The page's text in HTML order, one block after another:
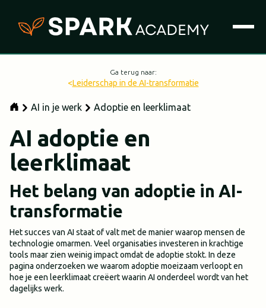
Ga terug naar:
<Leiderschap in de AI-transformatie
AI in je werk Adoptie en leerklimaat
AI adoptie en
leerklimaat
Het belang van adoptie in AI-
transformatie
Het succes van AI staat of valt met de manier waarop mensen de
technologie omarmen. Veel organisaties investeren in krachtige
tools maar zien weinig impact omdat de adoptie stokt. In deze
pagina onderzoeken we waarom adoptie moeizaam verloopt en
hoe je een leerklimaat creëert waarin AI onderdeel wordt van het
dagelijks werk.